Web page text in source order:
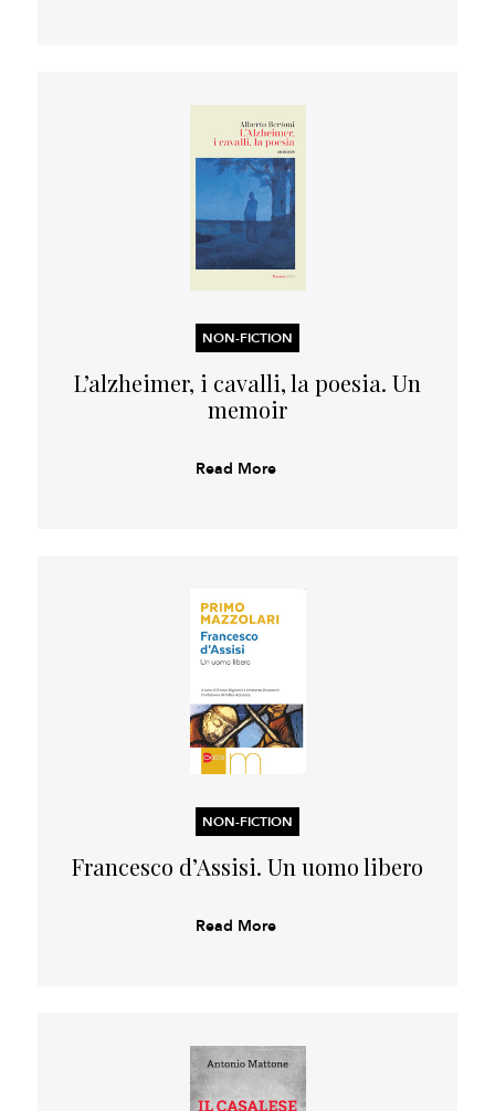
NON-FICTION
L’alzheimer, i cavalli, la poesia. Un
memoir
Read More
NON-FICTION
Francesco d’Assisi. Un uomo libero
Read More